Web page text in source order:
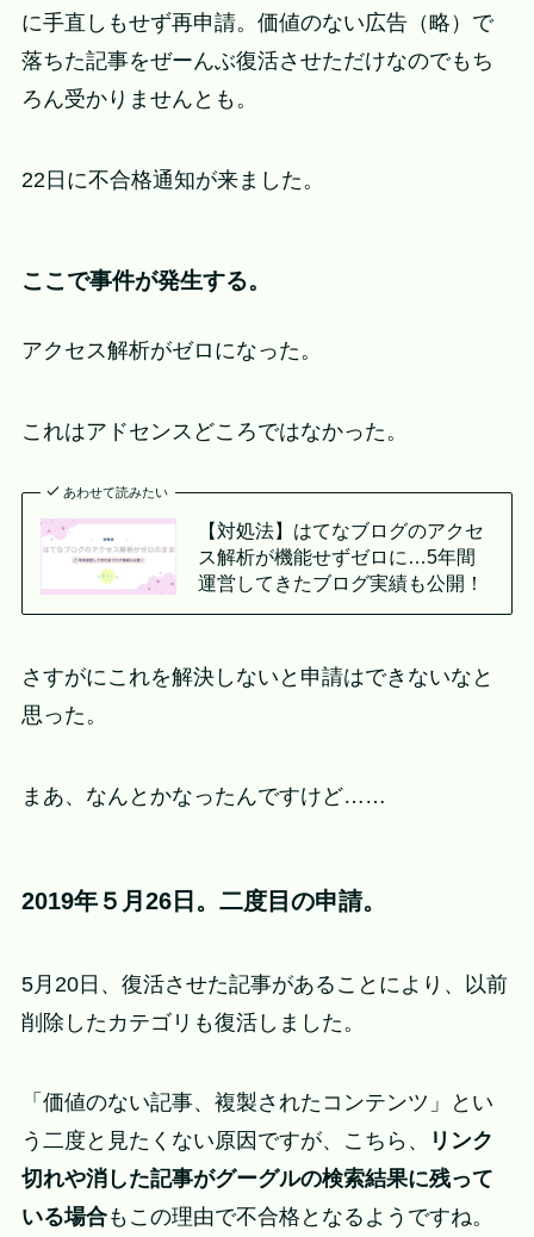
に手直しもせず再申請。価値のない広告（略）で
落ちた記事をぜーんぶ復活させただけなのでもち
ろん受かりませんとも。
22日に不合格通知が来ました。
ここで事件が発生する。
アクセス解析がゼロになった。
これはアドセンスどころではなかった。
あわせて読みたい
【対処法】はてなブログのアクセ
ス解析が機能せずゼロに…5年間
運営してきたブログ実績も公開！
さすがにこれを解決しないと申請はできないなと
思った。
まあ、なんとかなったんですけど……
2019年５月26日。二度目の申請。
5月20日、復活させた記事があることにより、以前
削除したカテゴリも復活しました。
「価値のない記事、複製されたコンテンツ」とい
う二度と見たくない原因ですが、こちら、
リンク
切れや消した記事がグーグルの検索結果に残って
いる場合もこの理由で不合格となるようですね。